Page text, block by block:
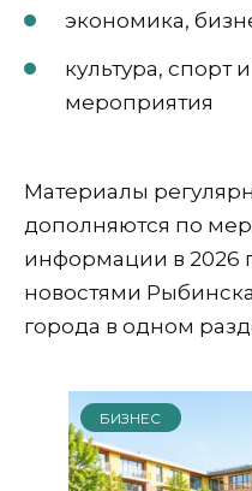
экономика,
культура, спорт
мероприятия
Материалы
дополняются по
информации в 2026
новостями
города в одном
БИЗНЕС